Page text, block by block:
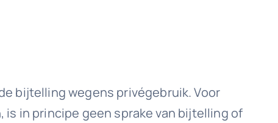
bijtelling wegens privégebruik. Voor
is in principe geen sprake van bijtelling of